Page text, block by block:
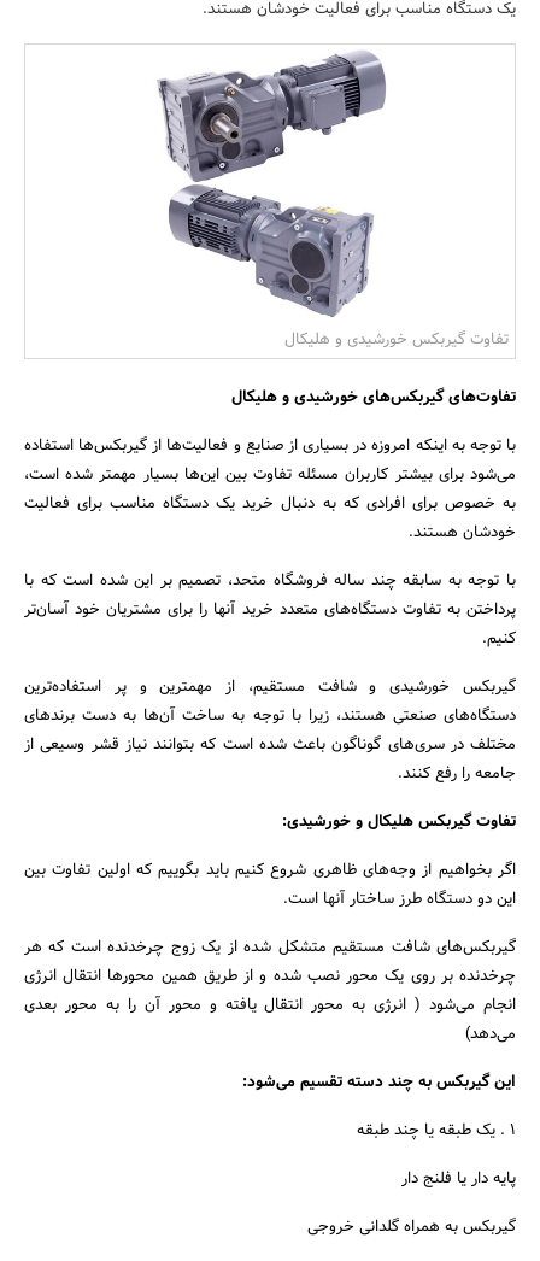
مسکن و ساختمان
یک دستگاه مناسب برای فعالیت خودشان هستند.
تفاوت گیربکس خورشیدی و هلیکال
تفاوت‌های گیربکس‌های خورشیدی و هلیکال
با توجه به اینکه امروزه در بسیاری از صنایع و فعالیت‌ها از گیربکس‌ها استفاده
می‌شود برای بیشتر کاربران مسئله تفاوت بین این‌ها بسیار مهمتر شده است،
به خصوص برای افرادی که به دنبال خرید یک دستگاه مناسب برای فعالیت
خودشان هستند.
با توجه به سابقه چند ساله فروشگاه متحد، تصمیم بر این شده است که با
پرداختن به تفاوت دستگاه‌های متعدد خرید آنها را برای مشتریان خود آسان‌تر
کنیم.
گیربکس خورشیدی و شافت مستقیم، از مهمترین و پر استفاده‌ترین
دستگاه‌های صنعتی هستند، زیرا با توجه به ساخت آن‌ها به دست برندهای
مختلف در سری‌های گوناگون باعث شده است که بتوانند نیاز قشر وسیعی از
جامعه را رفع کنند.
تفاوت گیربکس هلیکال و خورشیدی:
اگر بخواهیم از وجه‌های ظاهری شروع کنیم باید بگوییم که اولین تفاوت بین
این دو دستگاه طرز ساختار آنها است.
گیربکس‌های شافت مستقیم متشکل شده از یک زوج چرخدنده است که هر
چرخدنده بر روی یک محور نصب شده و از طریق همین محورها انتقال انرژی
انجام می‌شود ( انرژی به محور انتقال یافته و محور آن را به محور بعدی
می‌دهد)
این گیربکس به چند دسته تقسیم می‌شود:
1 . یک طبقه یا چند طبقه
پایه دار یا فلنج دار
گیربکس به همراه گلدانی خروجی